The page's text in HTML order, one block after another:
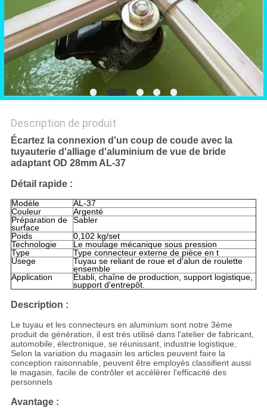
CONFIDENTIALITÉ
Description de produit
Écartez la connexion d'un coup de coude avec la
tuyauterie d'alliage d'aluminium de vue de bride
adaptant OD 28mm AL-37
Détail rapide :
Modèle
AL-37
Couleur
Argenté
Préparation de
surface
Sabler
Poids
0,102 kg/set
Technologie
Le moulage mécanique sous pression
Type
Type connecteur externe de pièce en t
Usege
Tuyau se reliant de roue et d'alun de roulette
ensemble
Application
Établi, chaîne de production, support logistique,
support d'entrepôt.
Description :
Le tuyau et les connecteurs en aluminium sont notre 3ème
produit de génération, il est très utilisé dans l'atelier de fabricant,
automobile, électronique, se réunissant, industrie logistique,
Selon la variation du magasin les articles peuvent faire la
conception raisonnable, peuvent être employés classifient aussi
le magasin, facile de contrôler et accélérer l'efficacité des
personnels
Avantage :